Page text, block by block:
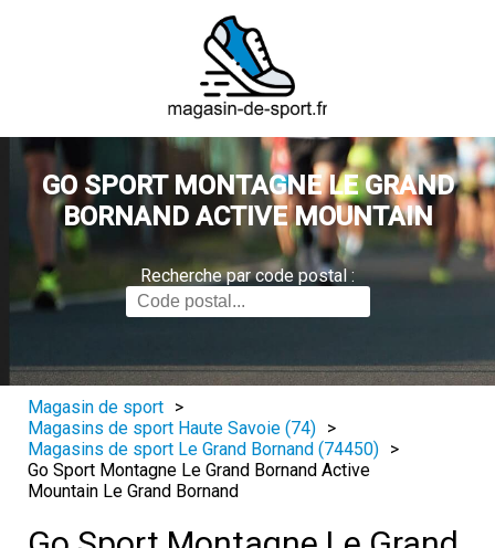
GO SPORT MONTAGNE LE GRAND
BORNAND ACTIVE MOUNTAIN
Recherche par code postal :
Magasin de sport >
Magasins de sport Haute Savoie (74) >
Magasins de sport Le Grand Bornand (74450) >
Go Sport Montagne Le Grand Bornand Active
Mountain Le Grand Bornand